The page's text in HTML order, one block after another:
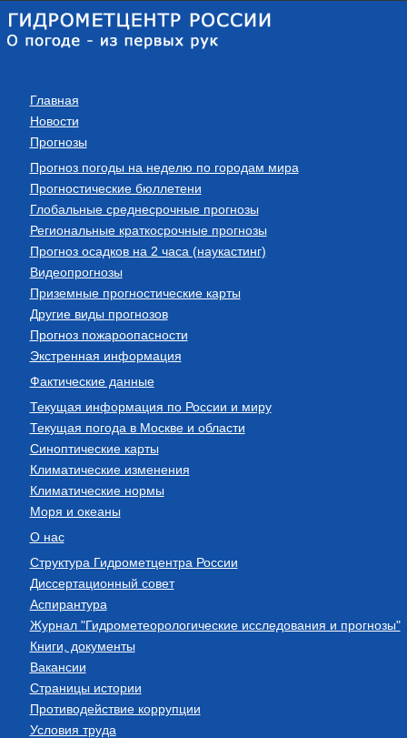
Главная
Новости
Прогнозы
Прогноз погоды на неделю по городам мира
Прогностические бюллетени
Глобальные среднесрочные прогнозы
Региональные краткосрочные прогнозы
Прогноз осадков на 2 часа (наукастинг)
Видеопрогнозы
Приземные прогностические карты
Другие виды прогнозов
Прогноз пожароопасности
Экстренная информация
Фактические данные
Текущая информация по России и миру
Текущая погода в Москве и области
Синоптические карты
Климатические изменения
Климатические нормы
Моря и океаны
О нас
Структура Гидрометцентра России
Диссертационный совет
Аспирантура
Журнал "Гидрометеорологические исследования и прогнозы"
Книги, документы
Вакансии
Страницы истории
Противодействие коррупции
Условия труда